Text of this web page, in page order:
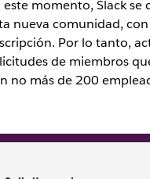
este momento, Slack
nueva comunidad,
Por lo tanto,
de miembros
no más de 200